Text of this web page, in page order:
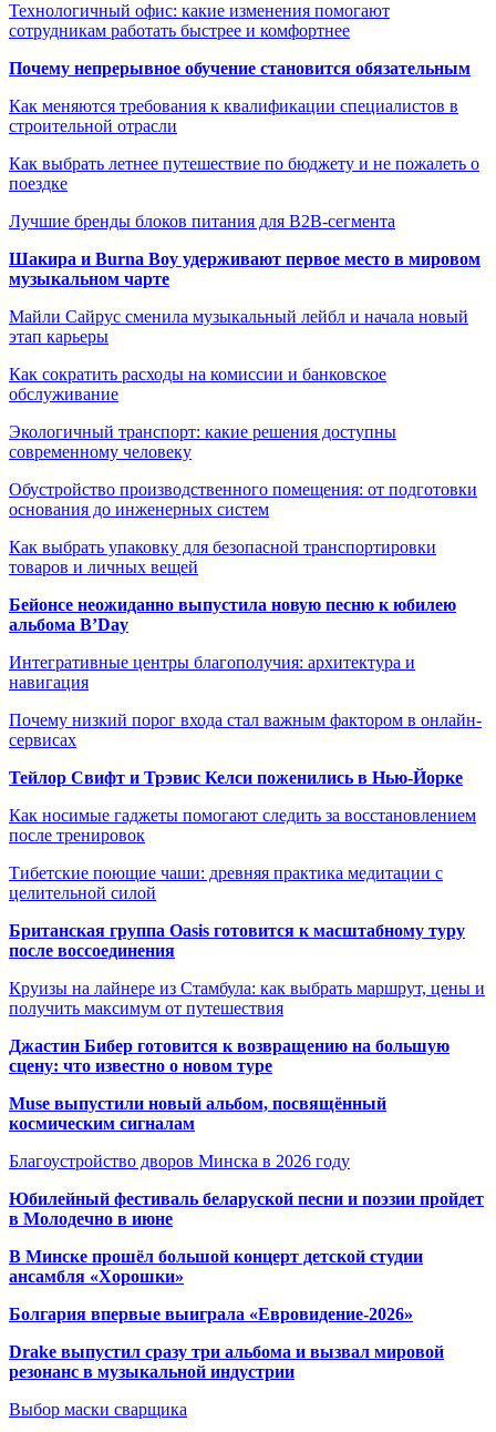
Технологичный офис: какие изменения помогают
сотрудникам работать быстрее и комфортнее
Почему непрерывное обучение становится обязательным
Как меняются требования к квалификации специалистов в
строительной отрасли
Как выбрать летнее путешествие по бюджету и не пожалеть о
поездке
Лучшие бренды блоков питания для B2B-сегмента
Шакира и Burna Boy удерживают первое место в мировом
музыкальном чарте
Майли Сайрус сменила музыкальный лейбл и начала новый
этап карьеры
Как сократить расходы на комиссии и банковское
обслуживание
Экологичный транспорт: какие решения доступны
современному человеку
Обустройство производственного помещения: от подготовки
основания до инженерных систем
Как выбрать упаковку для безопасной транспортировки
товаров и личных вещей
Бейонсе неожиданно выпустила новую песню к юбилею
альбома B’Day
Интегративные центры благополучия: архитектура и
навигация
Почему низкий порог входа стал важным фактором в онлайн-
сервисах
Тейлор Свифт и Трэвис Келси поженились в Нью-Йорке
Как носимые гаджеты помогают следить за восстановлением
после тренировок
Тибетские поющие чаши: древняя практика медитации с
целительной силой
Британская группа Oasis готовится к масштабному туру
после воссоединения
Круизы на лайнере из Стамбула: как выбрать маршрут, цены и
получить максимум от путешествия
Джастин Бибер готовится к возвращению на большую
сцену: что известно о новом туре
Muse выпустили новый альбом, посвящённый
космическим сигналам
Благоустройство дворов Минска в 2026 году
Юбилейный фестиваль беларуской песни и поэзии пройдет
в Молодечно в июне
В Минске прошёл большой концерт детской студии
ансамбля «Хорошки»
Болгария впервые выиграла «Евровидение-2026»
Drake выпустил сразу три альбома и вызвал мировой
резонанс в музыкальной индустрии
Выбор маски сварщика